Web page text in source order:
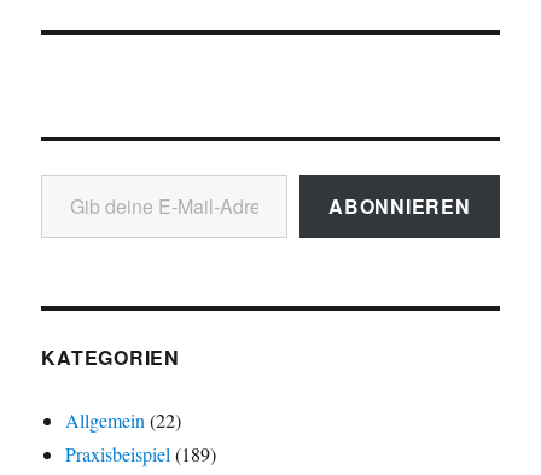
Gib deine E-Mail-Adresse ein ...
ABONNIEREN
KATEGORIEN
Allgemein (22)
Praxisbeispiel (189)